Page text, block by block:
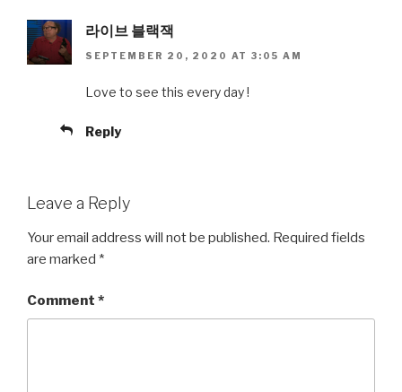
라이브 블랙잭
SEPTEMBER 20, 2020 AT 3:05 AM
Love to see this every day !
Reply
Leave a Reply
Your email address will not be published. Required fields
are marked *
Comment *